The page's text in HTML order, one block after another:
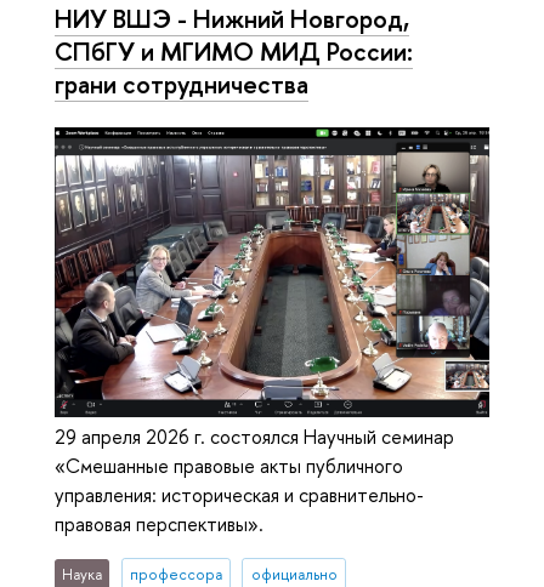
НИУ ВШЭ - Нижний Новгород,
СПбГУ и МГИМО МИД России:
грани сотрудничества
29 апреля 2026 г. состоялся Научный семинар
«Смешанные правовые акты публичного
управления: историческая и сравнительно-
правовая перспективы».
Наука профессора официально